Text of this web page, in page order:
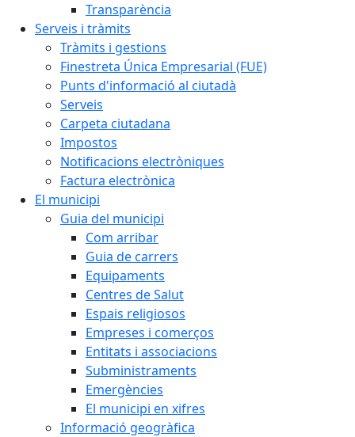
Transparència
Serveis i tràmits
Tràmits i gestions
Finestreta Única Empresarial (FUE)
Punts d'informació al ciutadà
Serveis
Carpeta ciutadana
Impostos
Notificacions electròniques
Factura electrònica
El municipi
Guia del municipi
Com arribar
Guia de carrers
Equipaments
Centres de Salut
Espais religiosos
Empreses i comerços
Entitats i associacions
Subministraments
Emergències
El municipi en xifres
Informació geogràfica